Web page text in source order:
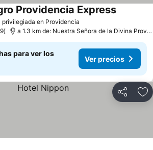
privilegiada en Providencia
Providencia Express
a 1.3 km de: Nuestra Señora de la Divina Providencia
para ver los
Ver precios
Compartir